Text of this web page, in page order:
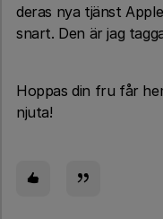
deras nya tjänst
snart. Den är jag
Hoppas din fru får
njuta!